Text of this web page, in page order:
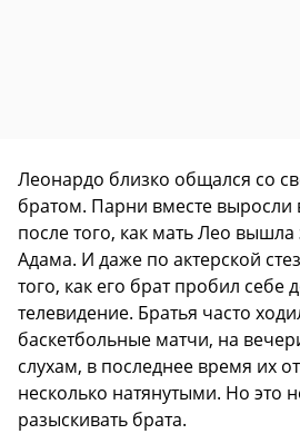
Леонардо близко общался со
братом. Парни вместе выросли
после того, как мать Лео
Адама. И даже по актерской
того, как его брат пробил себе
телевидение. Братья часто
баскетбольные матчи, на
слухам, в последнее время их
несколько натянутыми. Но это
разыскивать брата.